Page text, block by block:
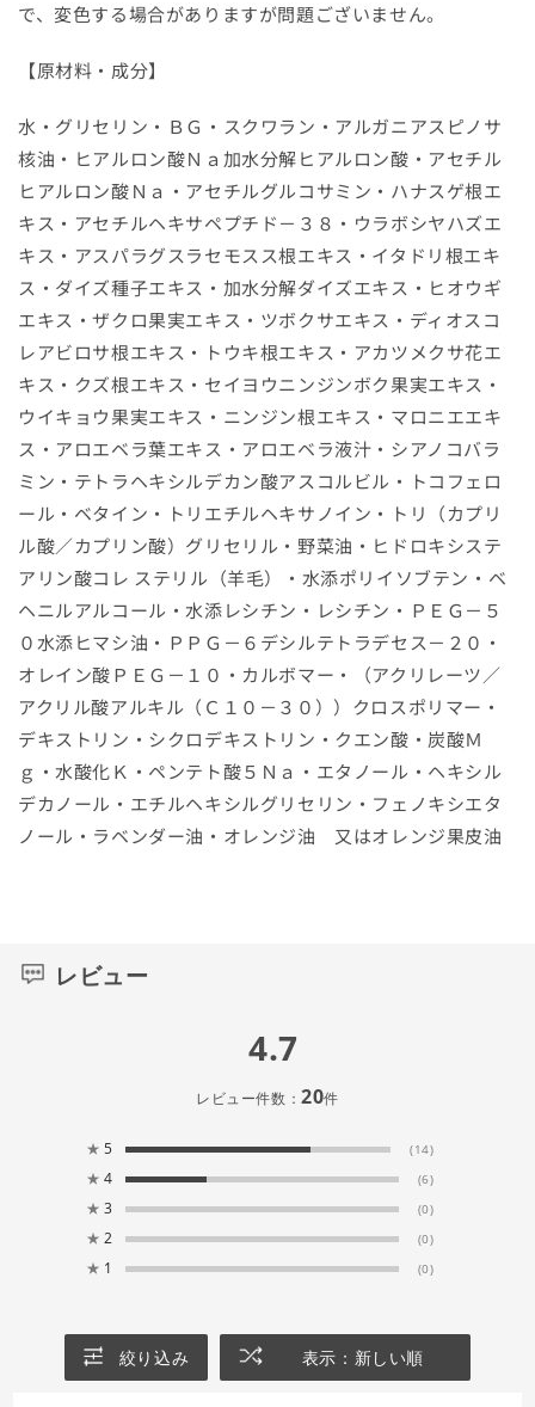
で、変色する場合がありますが問題ございません。
【原材料・成分】
水・グリセリン・ＢＧ・スクワラン・アルガニアスピノサ
核油・ヒアルロン酸Ｎａ加水分解ヒアルロン酸・アセチル
ヒアルロン酸Ｎａ・アセチルグルコサミン・ハナスゲ根エ
キス・アセチルヘキサペプチド－３８・ウラボシヤハズエ
キス・アスパラグスラセモスス根エキス・イタドリ根エキ
ス・ダイズ種子エキス・加水分解ダイズエキス・ヒオウギ
エキス・ザクロ果実エキス・ツボクサエキス・ディオスコ
レアビロサ根エキス・トウキ根エキス・アカツメクサ花エ
キス・クズ根エキス・セイヨウニンジンボク果実エキス・
ウイキョウ果実エキス・ニンジン根エキス・マロニエエキ
ス・アロエベラ葉エキス・アロエベラ液汁・シアノコバラ
ミン・テトラヘキシルデカン酸アスコルビル・トコフェロ
ール・ベタイン・トリエチルヘキサノイン・トリ（カプリ
ル酸／カプリン酸）グリセリル・野菜油・ヒドロキシステ
アリン酸コレ ステリル（羊毛）・水添ポリイソブテン・ベ
ヘニルアルコール・水添レシチン・レシチン・ＰＥＧ－５
０水添ヒマシ油・ＰＰＧ－６デシルテトラデセス－２０・
オレイン酸ＰＥＧ－１０・カルボマー・（アクリレーツ／
アクリル酸アルキル（Ｃ１０－３０））クロスポリマー・
デキストリン・シクロデキストリン・クエン酸・炭酸Ｍ
ｇ・水酸化Ｋ・ペンテト酸５Ｎａ・エタノール・ヘキシル
デカノール・エチルヘキシルグリセリン・フェノキシエタ
ノール・ラベンダー油・オレンジ油 又はオレンジ果皮油
レビュー
4.7
レビュー件数：20件
★ 5 (14)
★ 4 (6)
★ 3 (0)
★ 2 (0)
★ 1 (0)
絞り込み 表示：新しい順